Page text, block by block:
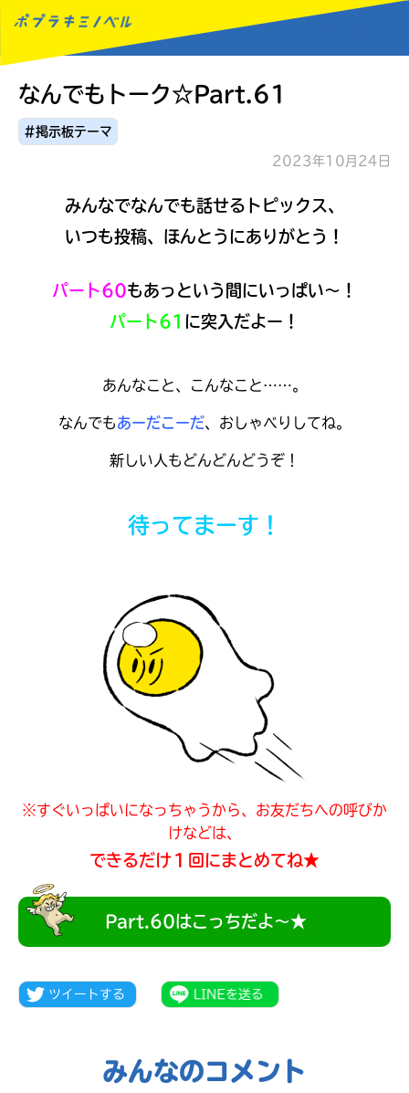
MENU
見つかる
本を飛び出して
みんなとおしゃべり
できる掲示板
みんなとおしゃべり
なんでもトーク☆Part.61
#掲示板テーマ
2023年10月24日
みんなでなんでも話せるトピックス、
いつも投稿、ほんとうにありがとう！
パート60もあっという間にいっぱい～！
パート61 に突入だよー！
あんなこと、こんなこと……。
なんでもあーだこーだ、おしゃべりしてね。
新しい人もどんどんどうぞ！
待ってまーす！
※すぐいっぱいになっちゃうから、お友だちへの呼びか
けなどは、
できるだけ１回にまとめてね★
Part.60はこっちだよ～★
みんなのコメント